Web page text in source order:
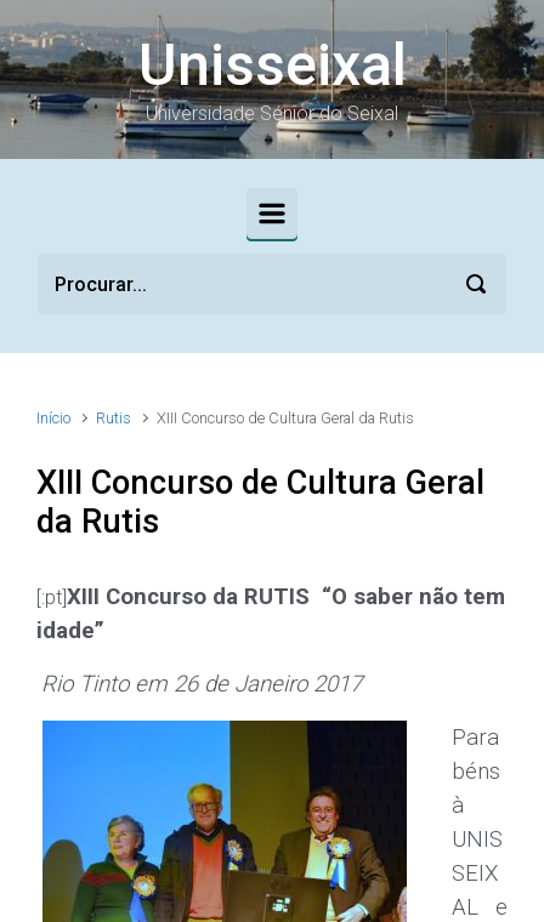
Skip to main content
Unisseixal
Universidade Sénior do Seixal
Início Rutis XIII Concurso de Cultura Geral da Rutis
XIII Concurso de Cultura Geral
da Rutis
[:pt]XIII Concurso da RUTIS “O saber não tem
idade”
Rio Tinto em 26 de Janeiro 2017
Para
béns
à
UNIS
SEIX
AL e